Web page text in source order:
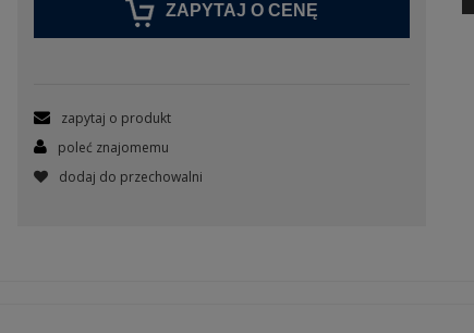
ZAPYTAJ O CENĘ
zapytaj o produkt
poleć znajomemu
dodaj do przechowalni